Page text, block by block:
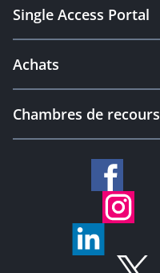
Single Access Portal
Achats
Chambres de recours